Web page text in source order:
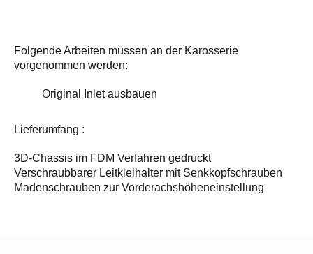
Folgende Arbeiten müssen an der Karosserie
vorgenommen werden:
Original Inlet ausbauen
Lieferumfang :
3D-Chassis im FDM Verfahren gedruckt
Verschraubbarer Leitkielhalter mit Senkkopfschrauben
Madenschrauben zur Vorderachshöheneinstellung